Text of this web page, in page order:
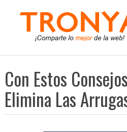
Con Estos
Elimina Las